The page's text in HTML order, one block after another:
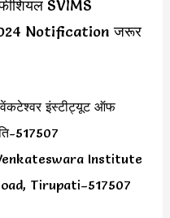
SVIMS
Notification जरूर
वेंकटेश्वर इंस्टीट्यूट ऑफ
517507
Institute
Tirupati–517507